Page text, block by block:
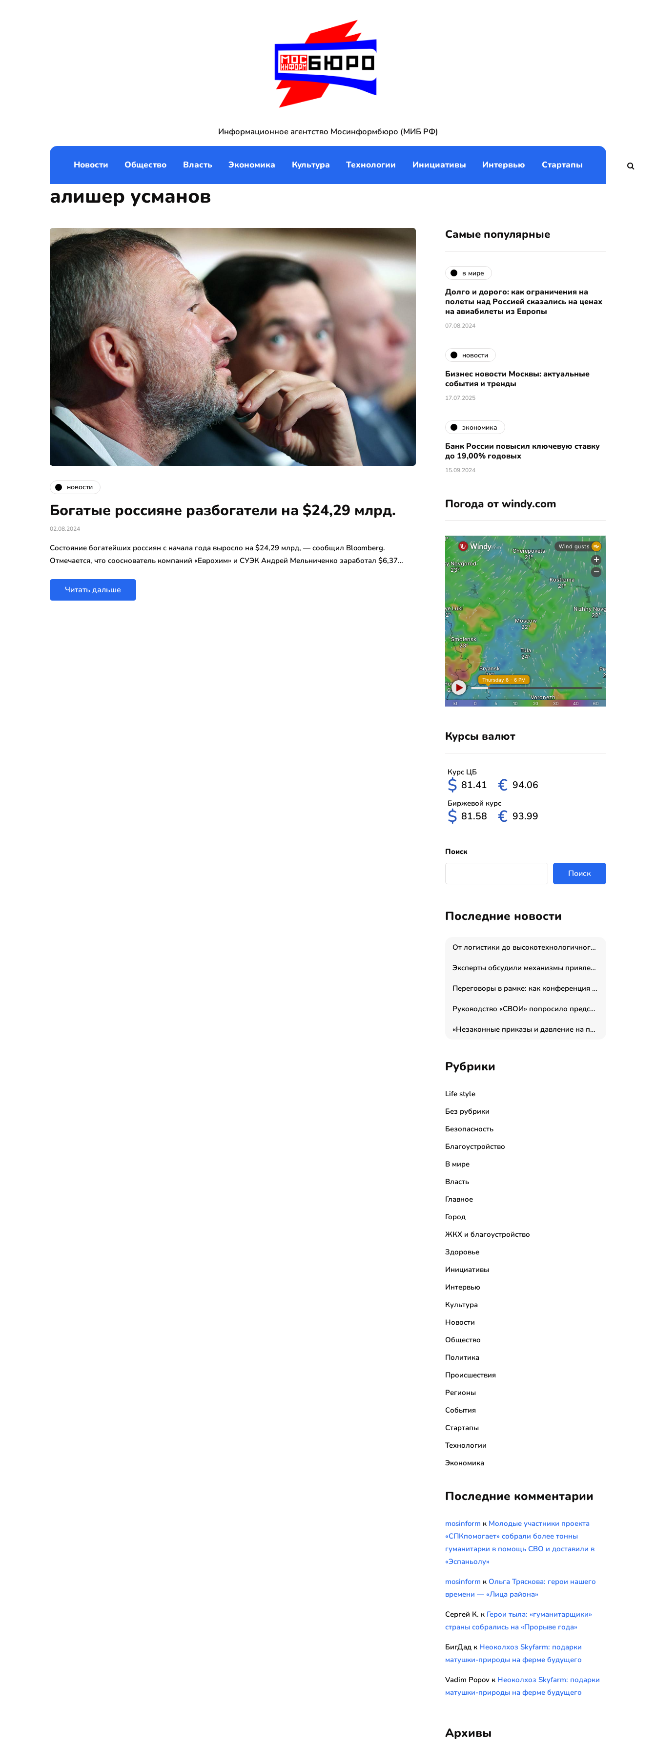
Информационное агентство Мосинформбюро (МИБ РФ)
Новости Общество Власть Экономика Культура Технологии Инициативы Интервью Стартапы
алишер усманов
новости
Богатые россияне разбогатели на $24,29 млрд.
02.08.2024
Состояние богатейших россиян с начала года выросло на $24,29 млрд, — сообщил Bloomberg.
Отмечается, что сооснователь компаний «Еврохим» и СУЭК Андрей Мельниченко заработал $6,37…
Читать дальше
Самые популярные
в мире
Долго и дорого: как ограничения на
полеты над Россией сказались на ценах
на авиабилеты из Европы
07.08.2024
новости
Бизнес новости Москвы: актуальные
события и тренды
17.07.2025
экономика
Банк России повысил ключевую ставку
до 19,00% годовых
15.09.2024
Погода от windy.com
Курсы валют
Курс ЦБ
$ 81.41 € 94.06
Биржевой курс
$ 81.58 € 93.99
Поиск
Поиск
Последние новости
От логистики до высокотехнологичного производства: как основатель “гагаринга” выстраивает экосистему безопасности и гражданских БПЛА
Эксперты обсудили механизмы привлечения молодых специалистов в промышленные города
Переговоры в рамке: как конференция «Бизнес как искусство» переформатирует деловой этикет в стенах ТПП РФ
Руководство «СВОИ» попросило председателя СКР дать правовую оценку обысков в тыловом штабе
«Незаконные приказы и давление на полицию»: Эрнеста Султанова задержали у посольства Израиля во время одиночного пикета
Рубрики
Life style
Без рубрики
Безопасность
Благоустройство
В мире
Власть
Главное
Город
ЖКХ и благоустройство
Здоровье
Инициативы
Интервью
Культура
Новости
Общество
Политика
Происшествия
Регионы
События
Стартапы
Технологии
Экономика
Последние комментарии
mosinform к Молодые участники проекта
«СПКпомогает» собрали более тонны
гуманитарки в помощь СВО и доставили в
«Эспаньолу»
mosinform к Ольга Тряскова: герои нашего
времени — «Лица района»
Сергей К. к Герои тыла: «гуманитарщики»
страны собрались на «Прорыве года»
БигДад к Неоколхоз Skyfarm: подарки
матушки-природы на ферме будущего
Vadim Popov к Неоколхоз Skyfarm: подарки
матушки-природы на ферме будущего
Архивы